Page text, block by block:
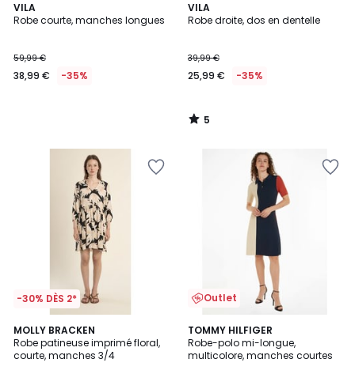
VILA
Robe courte, manches longues
59,99 €
38,99 € -35%
VILA
Robe droite, dos en dentelle
39,99 €
25,99 € -35%
5
/
5
/
-30% DÈS 2*
MOLLY BRACKEN
Robe patineuse imprimé floral,
courte, manches 3/4
Outlet
TOMMY HILFIGER
Robe-polo mi-longue,
multicolore, manches courtes
2
/
5